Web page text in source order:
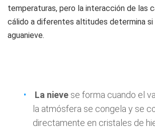
temperaturas, pero la interacción de las
cálido a diferentes altitudes determina si
aguanieve.
La nieve se forma cuando el
la atmósfera se congela y se
directamente en cristales de